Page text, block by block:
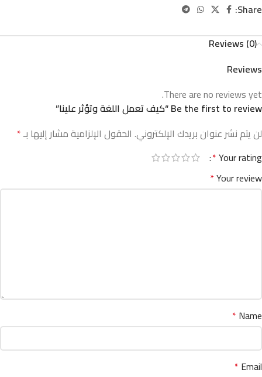
Share:
Reviews (0)
Reviews
There are no reviews yet.
Be the first to review “كيف تعمل اللغة وتؤثر علينا”
لن يتم نشر عنوان بريدك الإلكتروني. الحقول الإلزامية مشار إليها بـ*
Your rating
*
Your review
*
Name
*
Email
*